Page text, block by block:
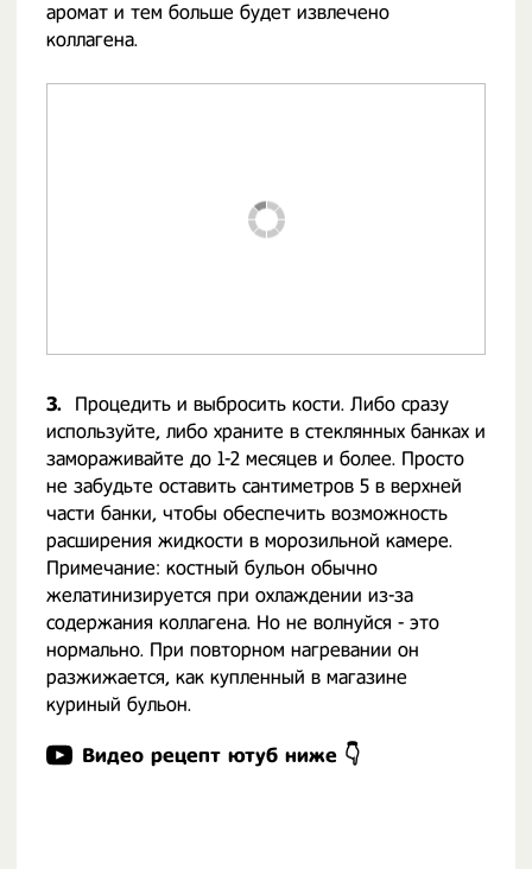
аромат и тем больше будет извлечено
коллагена.
3.
Процедить и выбросить кости. Либо сразу
используйте, либо храните в стеклянных банках и
замораживайте до 1-2 месяцев и более. Просто
не забудьте оставить сантиметров 5 в верхней
части банки, чтобы обеспечить возможность
расширения жидкости в морозильной камере.
Примечание: костный бульон обычно
желатинизируется при охлаждении из-за
содержания коллагена. Но не волнуйся - это
нормально. При повторном нагревании он
разжижается, как купленный в магазине
куриный бульон.
Видео рецепт ютуб ниже 👇